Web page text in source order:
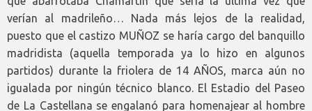
verían al madrileño… Nada más lejos de la realidad,
puesto que el castizo MUÑOZ se haría cargo del banquillo
madridista (aquella temporada ya lo hizo en algunos
partidos) durante la friolera de 14 AÑOS, marca aún no
igualada por ningún técnico blanco. El Estadio del Paseo
de La Castellana se engalanó para homenajear al hombre